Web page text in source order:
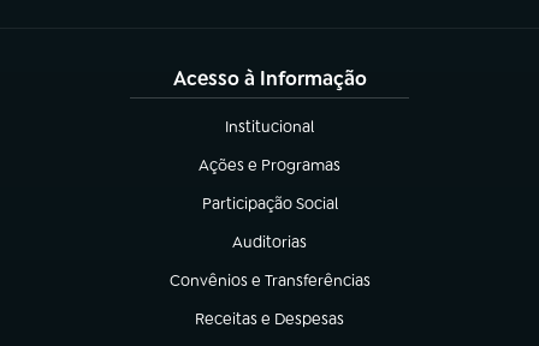
Acesso à Informação
Institucional
(abre em nova aba)
Ações e Programas
(abre em nova aba)
Participação Social
(abre em nova aba)
Auditorias
(abre em nova aba)
Convênios e Transferências
(abre em nova aba)
Receitas e Despesas
(abre em nova aba)